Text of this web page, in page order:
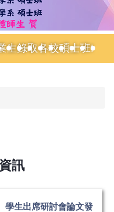
生錄取各校碩士班!
訊
學生出席研討會論文發